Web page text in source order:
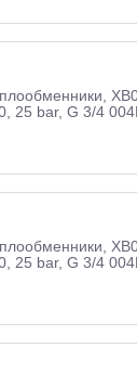
25 bar, G 3/4
25 bar, G 3/4